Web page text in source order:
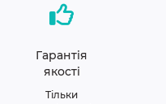
Гарантія
якості
Тільки